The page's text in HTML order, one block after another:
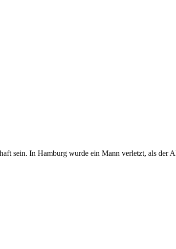
sein. In Hamburg wurde ein Mann verletzt, als der